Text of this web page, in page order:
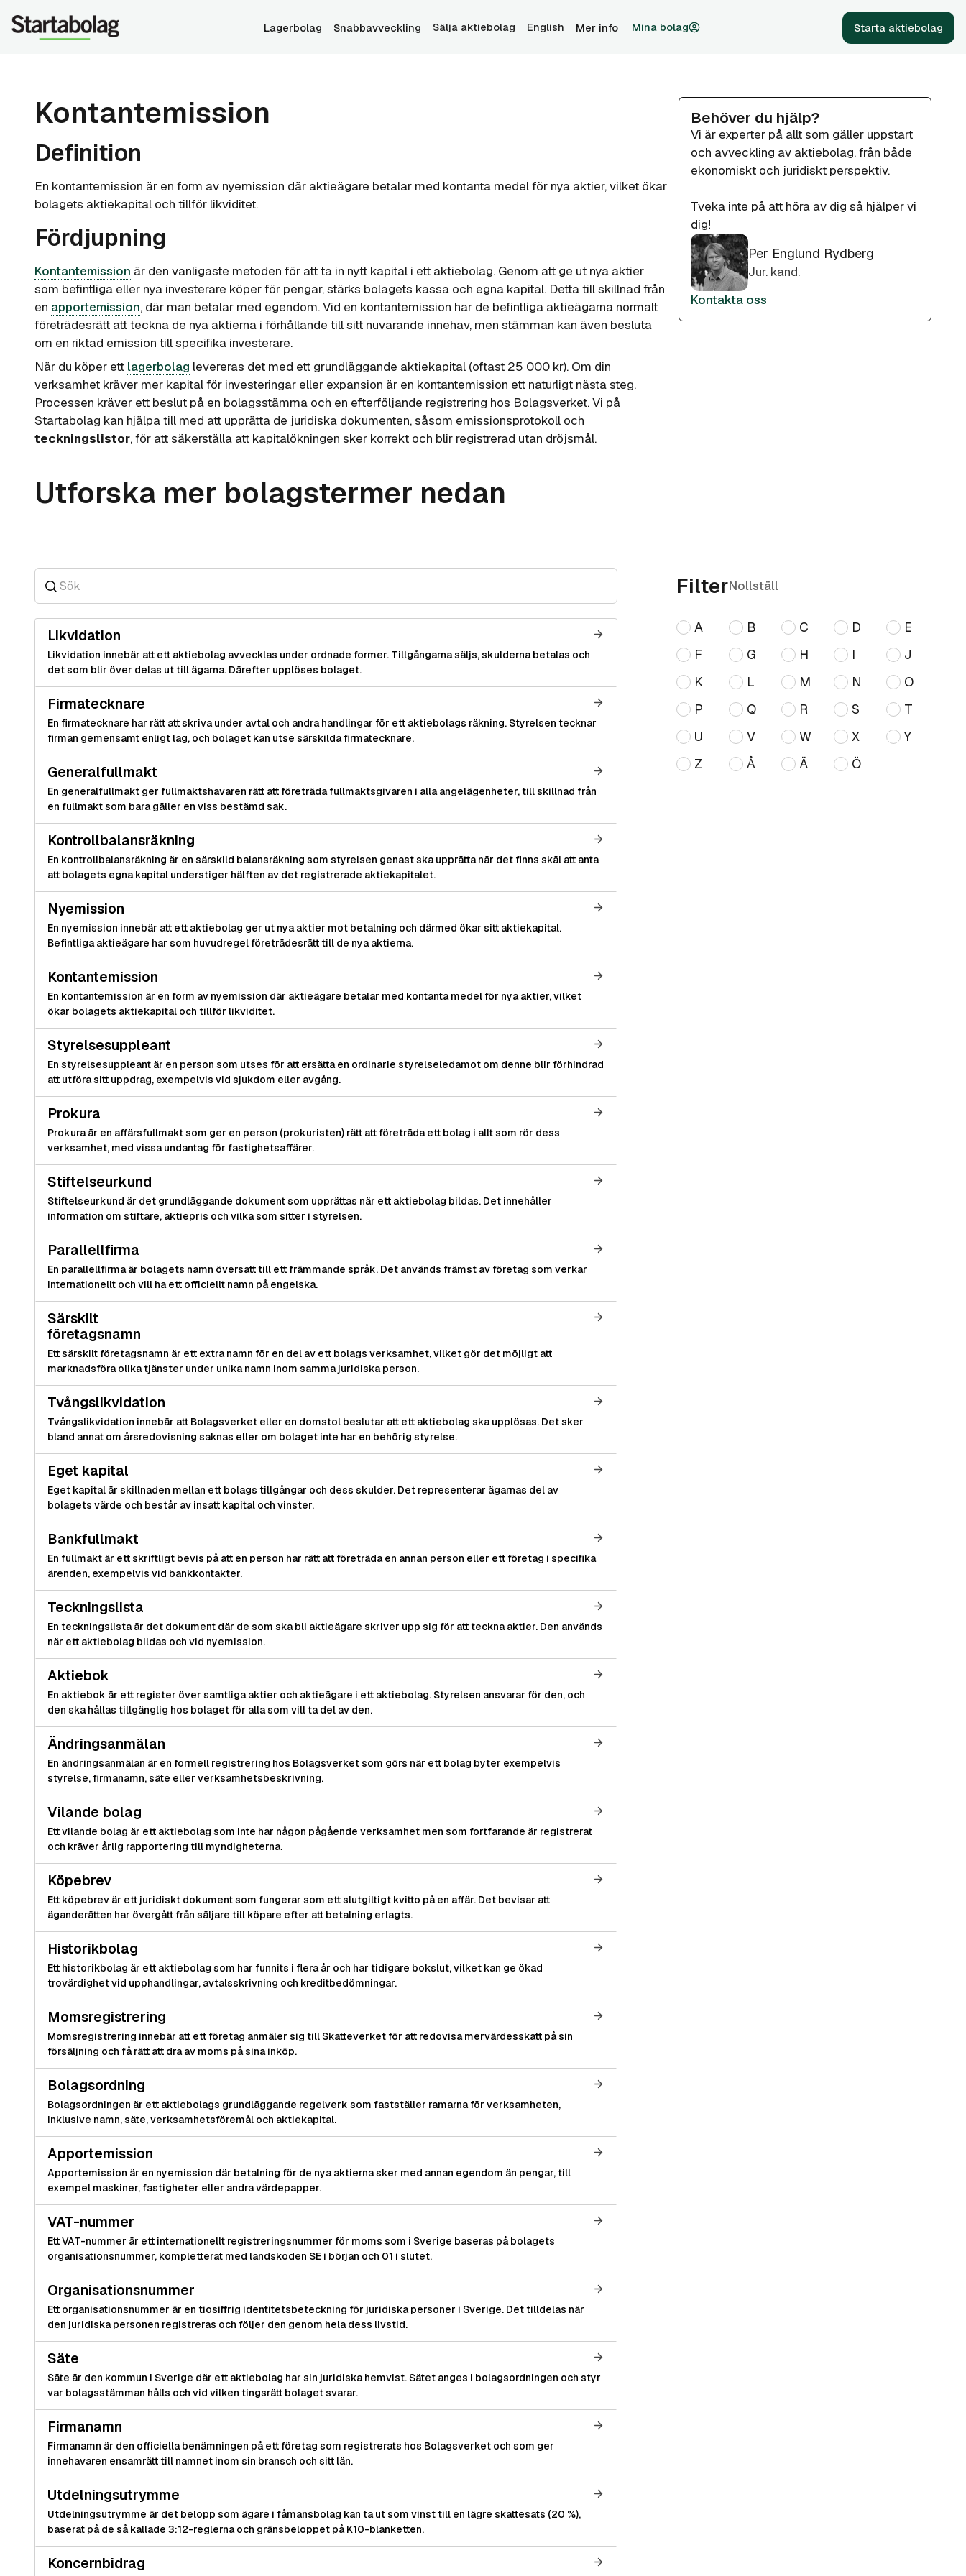
Lagerbolag Snabbavveckling Sälja aktiebolag English Mer info Mina bolag Starta aktiebolag
Kontantemission
Definition
En kontantemission är en form av nyemission där aktieägare betalar med kontanta medel för nya aktier, vilket ökar
bolagets aktiekapital och tillför likviditet.
Fördjupning
Kontantemission är den vanligaste metoden för att ta in nytt kapital i ett aktiebolag. Genom att ge ut nya aktier
som befintliga eller nya investerare köper för pengar, stärks bolagets kassa och egna kapital. Detta till skillnad från
en apportemission, där man betalar med egendom. Vid en kontantemission har de befintliga aktieägarna normalt
företrädesrätt att teckna de nya aktierna i förhållande till sitt nuvarande innehav, men stämman kan även besluta
om en riktad emission till specifika investerare.
När du köper ett lagerbolag levereras det med ett grundläggande aktiekapital (oftast 25 000 kr). Om din
verksamhet kräver mer kapital för investeringar eller expansion är en kontantemission ett naturligt nästa steg.
Processen kräver ett beslut på en bolagsstämma och en efterföljande registrering hos Bolagsverket. Vi på
Startabolag kan hjälpa till med att upprätta de juridiska dokumenten, såsom emissionsprotokoll och
teckningslistor, för att säkerställa att kapitalökningen sker korrekt och blir registrerad utan dröjsmål.
Behöver du hjälp?
Vi är experter på allt som gäller uppstart
och avveckling av aktiebolag, från både
ekonomiskt och juridiskt perspektiv.
Tveka inte på att höra av dig så hjälper vi
dig!
Per Englund Rydberg
Jur. kand.
Kontakta oss
Utforska mer bolagstermer nedan
Likvidation
Likvidation innebär att ett aktiebolag avvecklas under ordnade former. Tillgångarna säljs, skulderna betalas och
det som blir över delas ut till ägarna. Därefter upplöses bolaget.
Firmatecknare
En firmatecknare har rätt att skriva under avtal och andra handlingar för ett aktiebolags räkning. Styrelsen tecknar
firman gemensamt enligt lag, och bolaget kan utse särskilda firmatecknare.
Generalfullmakt
En generalfullmakt ger fullmaktshavaren rätt att företräda fullmaktsgivaren i alla angelägenheter, till skillnad från
en fullmakt som bara gäller en viss bestämd sak.
Kontrollbalansräkning
En kontrollbalansräkning är en särskild balansräkning som styrelsen genast ska upprätta när det finns skäl att anta
att bolagets egna kapital understiger hälften av det registrerade aktiekapitalet.
Nyemission
En nyemission innebär att ett aktiebolag ger ut nya aktier mot betalning och därmed ökar sitt aktiekapital.
Befintliga aktieägare har som huvudregel företrädesrätt till de nya aktierna.
Kontantemission
En kontantemission är en form av nyemission där aktieägare betalar med kontanta medel för nya aktier, vilket
ökar bolagets aktiekapital och tillför likviditet.
Styrelsesuppleant
En styrelsesuppleant är en person som utses för att ersätta en ordinarie styrelseledamot om denne blir förhindrad
att utföra sitt uppdrag, exempelvis vid sjukdom eller avgång.
Prokura
Prokura är en affärsfullmakt som ger en person (prokuristen) rätt att företräda ett bolag i allt som rör dess
verksamhet, med vissa undantag för fastighetsaffärer.
Stiftelseurkund
Stiftelseurkund är det grundläggande dokument som upprättas när ett aktiebolag bildas. Det innehåller
information om stiftare, aktiepris och vilka som sitter i styrelsen.
Parallellfirma
En parallellfirma är bolagets namn översatt till ett främmande språk. Det används främst av företag som verkar
internationellt och vill ha ett officiellt namn på engelska.
Särskilt
företagsnamn
Ett särskilt företagsnamn är ett extra namn för en del av ett bolags verksamhet, vilket gör det möjligt att
marknadsföra olika tjänster under unika namn inom samma juridiska person.
Tvångslikvidation
Tvångslikvidation innebär att Bolagsverket eller en domstol beslutar att ett aktiebolag ska upplösas. Det sker
bland annat om årsredovisning saknas eller om bolaget inte har en behörig styrelse.
Eget kapital
Eget kapital är skillnaden mellan ett bolags tillgångar och dess skulder. Det representerar ägarnas del av
bolagets värde och består av insatt kapital och vinster.
Bankfullmakt
En fullmakt är ett skriftligt bevis på att en person har rätt att företräda en annan person eller ett företag i specifika
ärenden, exempelvis vid bankkontakter.
Teckningslista
En teckningslista är det dokument där de som ska bli aktieägare skriver upp sig för att teckna aktier. Den används
när ett aktiebolag bildas och vid nyemission.
Aktiebok
En aktiebok är ett register över samtliga aktier och aktieägare i ett aktiebolag. Styrelsen ansvarar för den, och
den ska hållas tillgänglig hos bolaget för alla som vill ta del av den.
Ändringsanmälan
En ändringsanmälan är en formell registrering hos Bolagsverket som görs när ett bolag byter exempelvis
styrelse, firmanamn, säte eller verksamhetsbeskrivning.
Vilande bolag
Ett vilande bolag är ett aktiebolag som inte har någon pågående verksamhet men som fortfarande är registrerat
och kräver årlig rapportering till myndigheterna.
Köpebrev
Ett köpebrev är ett juridiskt dokument som fungerar som ett slutgiltigt kvitto på en affär. Det bevisar att
äganderätten har övergått från säljare till köpare efter att betalning erlagts.
Historikbolag
Ett historikbolag är ett aktiebolag som har funnits i flera år och har tidigare bokslut, vilket kan ge ökad
trovärdighet vid upphandlingar, avtalsskrivning och kreditbedömningar.
Momsregistrering
Momsregistrering innebär att ett företag anmäler sig till Skatteverket för att redovisa mervärdesskatt på sin
försäljning och få rätt att dra av moms på sina inköp.
Bolagsordning
Bolagsordningen är ett aktiebolags grundläggande regelverk som fastställer ramarna för verksamheten,
inklusive namn, säte, verksamhetsföremål och aktiekapital.
Apportemission
Apportemission är en nyemission där betalning för de nya aktierna sker med annan egendom än pengar, till
exempel maskiner, fastigheter eller andra värdepapper.
VAT-nummer
Ett VAT-nummer är ett internationellt registreringsnummer för moms som i Sverige baseras på bolagets
organisationsnummer, kompletterat med landskoden SE i början och 01 i slutet.
Organisationsnummer
Ett organisationsnummer är en tiosiffrig identitetsbeteckning för juridiska personer i Sverige. Det tilldelas när
den juridiska personen registreras och följer den genom hela dess livstid.
Säte
Säte är den kommun i Sverige där ett aktiebolag har sin juridiska hemvist. Sätet anges i bolagsordningen och styr
var bolagsstämman hålls och vid vilken tingsrätt bolaget svarar.
Firmanamn
Firmanamn är den officiella benämningen på ett företag som registrerats hos Bolagsverket och som ger
innehavaren ensamrätt till namnet inom sin bransch och sitt län.
Utdelningsutrymme
Utdelningsutrymme är det belopp som ägare i fåmansbolag kan ta ut som vinst till en lägre skattesats (20 %),
baserat på de så kallade 3:12-reglerna och gränsbeloppet på K10-blanketten.
Koncernbidrag
FilterNollställ
A B C D
E
F
G H I
J
K
L M N
O
P
Q R S
T
U
V W X
Y
Z
Å Ä Ö